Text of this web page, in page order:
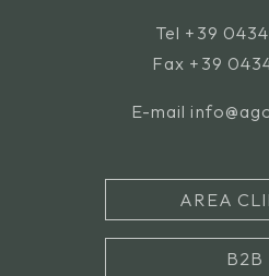
Tel +39
Fax +39
E-mail
AREA
B2B